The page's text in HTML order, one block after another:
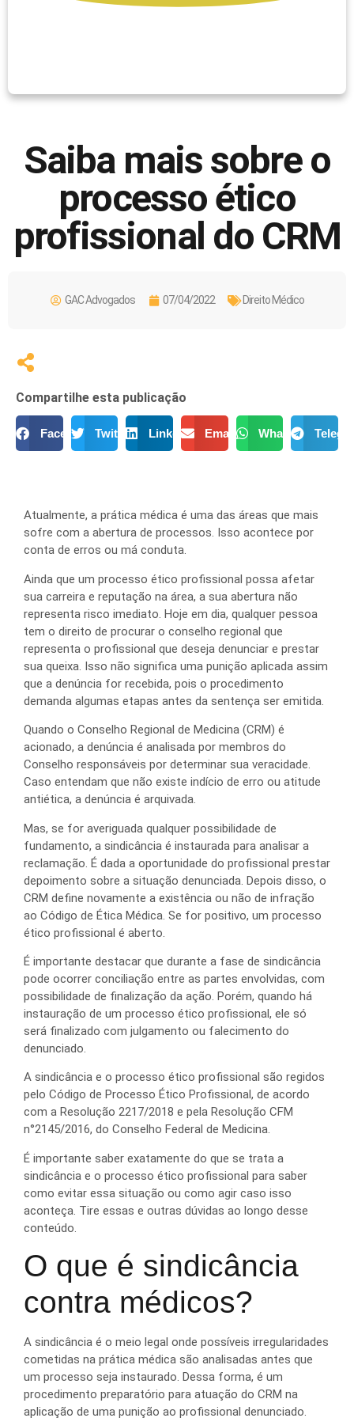
Saiba mais sobre o
processo ético
profissional do CRM
GAC Advogados 07/04/2022 Direito Médico
Compartilhe esta publicação
Facebook Twitter LinkedIn Email WhatsApp
Atualmente, a prática médica é uma das áreas que mais
sofre com a abertura de processos. Isso acontece por
conta de erros ou má conduta.
Ainda que um processo ético profissional possa afetar
sua carreira e reputação na área, a sua abertura não
representa risco imediato. Hoje em dia, qualquer pessoa
tem o direito de procurar o conselho regional que
representa o profissional que deseja denunciar e prestar
sua queixa. Isso não significa uma punição aplicada assim
que a denúncia for recebida, pois o procedimento
demanda algumas etapas antes da sentença ser emitida.
Quando o Conselho Regional de Medicina (CRM) é
acionado, a denúncia é analisada por membros do
Conselho responsáveis por determinar sua veracidade.
Caso entendam que não existe indício de erro ou atitude
antiética, a denúncia é arquivada.
Mas, se for averiguada qualquer possibilidade de
fundamento, a sindicância é instaurada para analisar a
reclamação. É dada a oportunidade do profissional prestar
depoimento sobre a situação denunciada. Depois disso, o
CRM define novamente a existência ou não de infração
ao Código de Ética Médica. Se for positivo, um processo
ético profissional é aberto.
É importante destacar que durante a fase de sindicância
pode ocorrer conciliação entre as partes envolvidas, com
possibilidade de finalização da ação. Porém, quando há
instauração de um processo ético profissional, ele só
será finalizado com julgamento ou falecimento do
denunciado.
A sindicância e o processo ético profissional são regidos
pelo Código de Processo Ético Profissional, de acordo
com a Resolução 2217/2018 e pela Resolução CFM
n°2145/2016, do Conselho Federal de Medicina.
É importante saber exatamente do que se trata a
sindicância e o processo ético profissional para saber
como evitar essa situação ou como agir caso isso
aconteça. Tire essas e outras dúvidas ao longo desse
conteúdo.
O que é sindicância
contra médicos?
A sindicância é o meio legal onde possíveis irregularidades
cometidas na prática médica são analisadas antes que
um processo seja instaurado. Dessa forma, é um
procedimento preparatório para atuação do CRM na
aplicação de uma punição ao profissional denunciado.